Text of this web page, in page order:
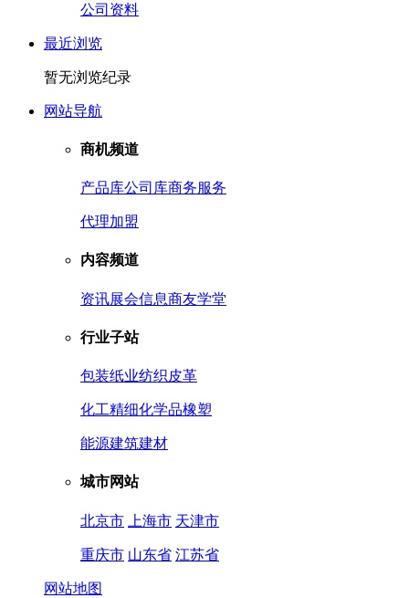
公司资料
最近浏览
暂无浏览纪录
网站导航
商机频道
产品库公司库商务服务
代理加盟
内容频道
资讯展会信息商友学堂
行业子站
包装纸业纺织皮革
化工精细化学品橡塑
能源建筑建材
城市网站
北京市 上海市 天津市
重庆市 山东省 江苏省
网站地图